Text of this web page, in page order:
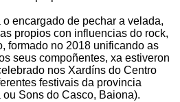
encargado de pechar a velada,
propios con influencias do rock,
formado no 2018 unificando as
seus compoñentes, xa estiveron
nos Xardíns do Centro
festivais da provincia
Sons do Casco, Baiona).